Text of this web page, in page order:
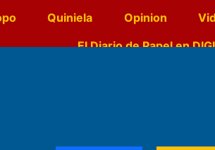
Quiniela Opinion
El Diario de Papel en